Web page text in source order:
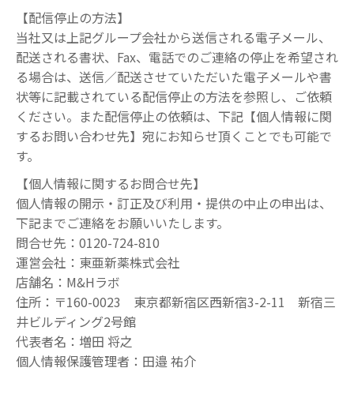
【配信停止の方法】
当社又は上記グループ会社から送信される電子メール、
配送される書状、Fax、電話でのご連絡の停止を希望され
る場合は、送信／配送させていただいた電子メールや書
状等に記載されている配信停止の方法を参照し、ご依頼
ください。また配信停止の依頼は、下記【個人情報に関
するお問い合わせ先】宛にお知らせ頂くことでも可能で
す。
【個人情報に関するお問合せ先】
個人情報の開示・訂正及び利用・提供の中止の申出は、
下記までご連絡をお願いいたします。
問合せ先：0120-724-810
運営会社：東亜新薬株式会社
店舗名：M&Hラボ
住所：〒160-0023 東京都新宿区西新宿3-2-11 新宿三
井ビルディング2号館
代表者名：増田 将之
個人情報保護管理者：田邉 祐介